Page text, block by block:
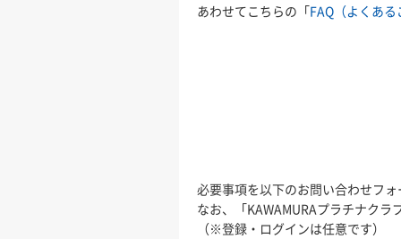
あわせてこちらの「FAQ（よくあ
必要事項を以下のお問い合わせフ
なお、「KAWAMURAプラチナク
（※登録・ログインは任意です）